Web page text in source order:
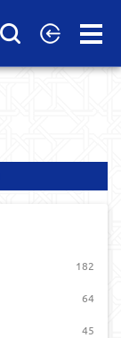
Open
182
64
45